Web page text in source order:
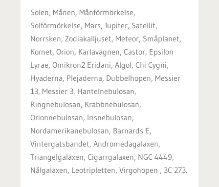
Solen, Månen, Månförmörkelse,
Solförmörkelse, Mars, Jupiter, Satellit,
Norrsken, Zodiakalljuset, Meteor, Småplanet,
Komet, Orion, Karlavagnen, Castor, Epsilon
Lyrae, Omikron2 Eridani, Algol, Chi Cygni,
Hyaderna, Plejaderna, Dubbelhopen, Messier
13, Messier 3, Hantelnebulosan,
Ringnebulosan, Krabbnebulosan,
Orionnebulosan, Irisnebulosan,
Nordamerikanebulosan, Barnards E,
Vintergatsbandet, Andromedagalaxen,
Triangelgalaxen, Cigarrgalaxen, NGC 4449,
Nålgalaxen, Leotripletten, Virgohopen , 3C 273.